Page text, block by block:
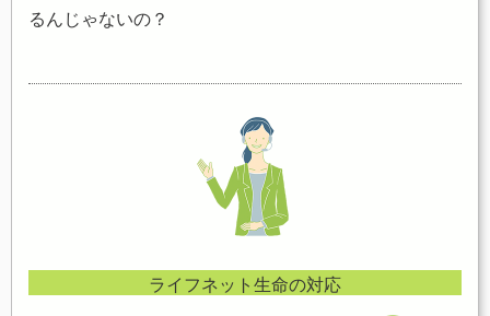
るんじゃないの？
ライフネット生命の対応